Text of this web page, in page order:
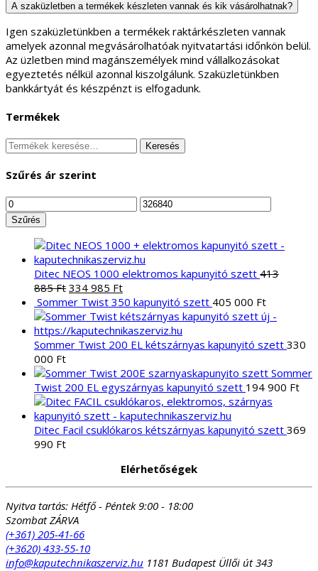
A szaküzletben a termékek készleten vannak és kik vásárolhatnak?
Igen szaküzletünkben a termékek raktárkészleten vannak
amelyek azonnal megvásárolhatóak nyitvatartási időnkön belül.
Az üzletben mind magánszemélyek mind vállalkozásokat
egyeztetés nélkül azonnal kiszolgálunk. Szaküzletünkben
bankkártyát és készpénzt is elfogadunk.
Termékek
Keresés
következőre:
Keresés
Szűrés ár szerint
Min
ár
Max
Szűrés
Ditec NEOS 1000 elektromos kapunyitó szett 413
885Ft Original
price
was:
413
885 Ft.
334 985 FtCurrent
price
is:
334
985 Ft.
Sommer Twist 350 kapunyitó szett 405 000 Ft
Sommer Twist 200 EL kétszárnyas kapunyitó szett 330
000 Ft
Sommer
Twist 200 EL egyszárnyas kapunyitó szett 194 900 Ft
Ditec Facil csuklókaros kétszárnyas kapunyitó szett 369
990 Ft
Elérhetőségek
Nyitva tartás: Hétfő - Péntek 9:00 - 18:00
Szombat ZÁRVA
(+361) 205-41-66
(+3620) 433-55-10
info@kaputechnikaszerviz.hu 1181 Budapest Üllői út 343